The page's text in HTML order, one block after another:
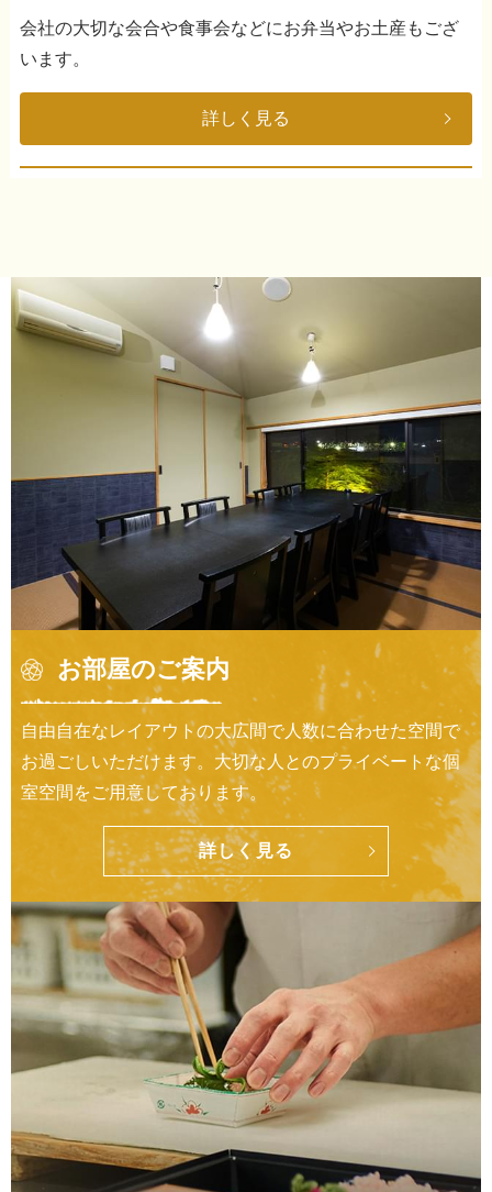
会社の大切な会合や食事会などにお弁当やお土産もござ
います。
詳しく見る
お部屋のご案内
自由自在なレイアウトの大広間で人数に合わせた空間で
お過ごしいただけます。大切な人とのプライベートな個
室空間をご用意しております。
詳しく見る